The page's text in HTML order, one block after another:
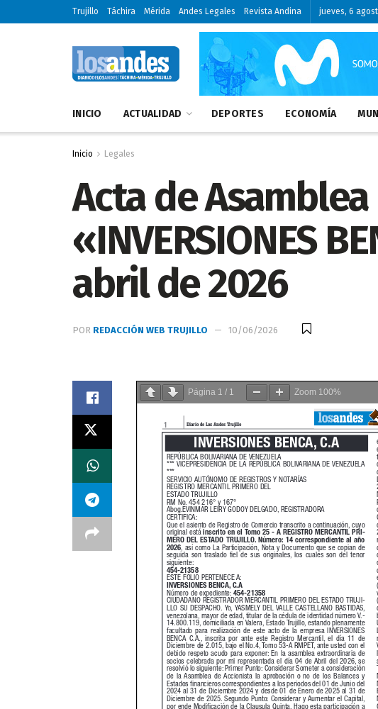
Trujillo Táchira Mérida Andes Legales Revista Andina jueves, 6
INICIO ACTUALIDAD DEPORTES ECONOMÍA
Inicio Legales
Acta de
«INVERSIONES
abril de 2026
POR REDACCIÓN WEB TRUJILLO 10/06/2026
Página 1 / 1 Zoom 100%